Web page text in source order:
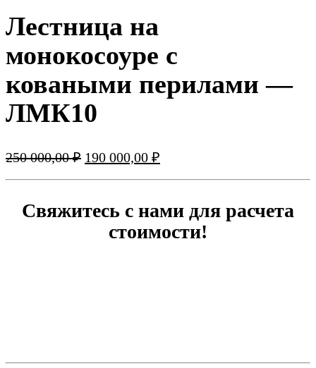
Лестница на
монокосоуре с
коваными перилами —
ЛМК10
250 000,00₽ Первоначальная
000,00 ₽.
190 000,00 ₽
Свяжитесь с нами для расчета
стоимости!